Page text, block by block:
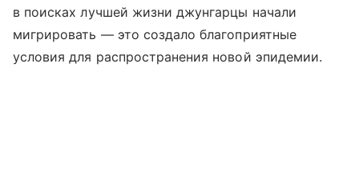
в поисках лучшей жизни джунгарцы начали
мигрировать — это создало благоприятные
условия для распространения новой эпидемии.